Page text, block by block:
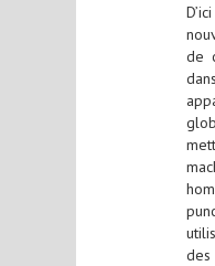
de
des